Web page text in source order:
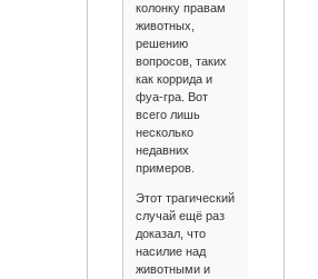
колонку правам
животных,
решению
вопросов, таких
как коррида и
фуа-гра. Вот
всего лишь
несколько
недавних
примеров.
Этот трагический
случай ещё раз
доказал, что
насилие над
животными и